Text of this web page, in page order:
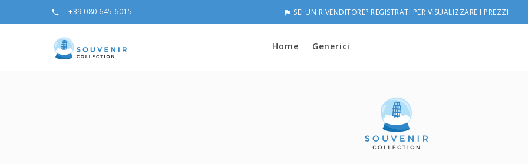
 +39 080 645 6015  SEI UN RIVENDITORE? REGISTRATI PER VISUALIZZARE I PREZZI
Home Generici